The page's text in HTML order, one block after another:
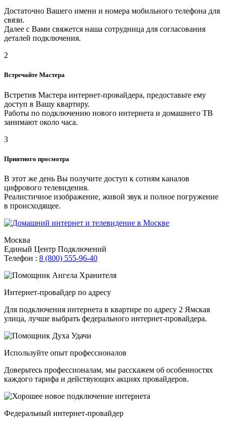
Достаточно Вашего имени и номера мобильного телефона для
связи.
Далее с Вами свяжется наша сотрудница для согласования
деталей подключения.
2
Встречайте Мастера
Встретив Мастера интернет-провайдера, предоставьте ему
доступ в Вашу квартиру.
Работы по подключению нового интернета и домашнего ТВ
занимают около часа.
3
Приятного просмотра
В этот же день Вы получите доступ к сотням каналов
цифрового телевидения.
Реалистичное изображение, живой звук и полное погружение
в происходящее.
Москва
Единый Центр Подключений
Телефон : 8 (800) 555-96-40
Интернет-провайдер по адресу
Для подключения интернета в квартире по адресу 2 Ямская
улица, лучше выбрать федерального интернет-провайдера.
Используйте опыт профессионалов
Доверьтесь профессионалам, мы расскажем об особенностях
каждого тарифа и действующих акциях провайдеров.
Федеральный интернет-провайдер